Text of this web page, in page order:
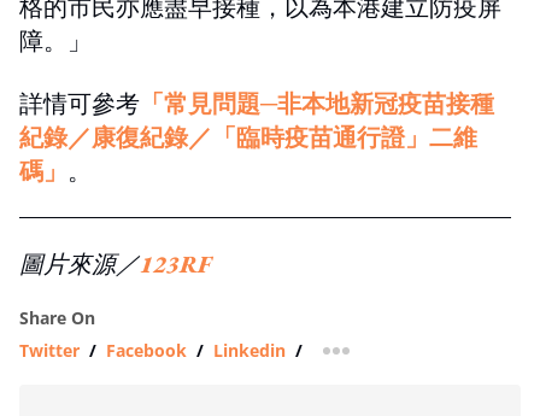
格的市民亦應盡早接種，以為本港建立防疫屏
障。」
詳情可參考 「常見問題─非本地新冠疫苗接種
紀錄／康復紀錄／「臨時疫苗通行證」二維
碼」 。
圖片來源／123RF
Share On
Twitter / Facebook / Linkedin / more sharing option